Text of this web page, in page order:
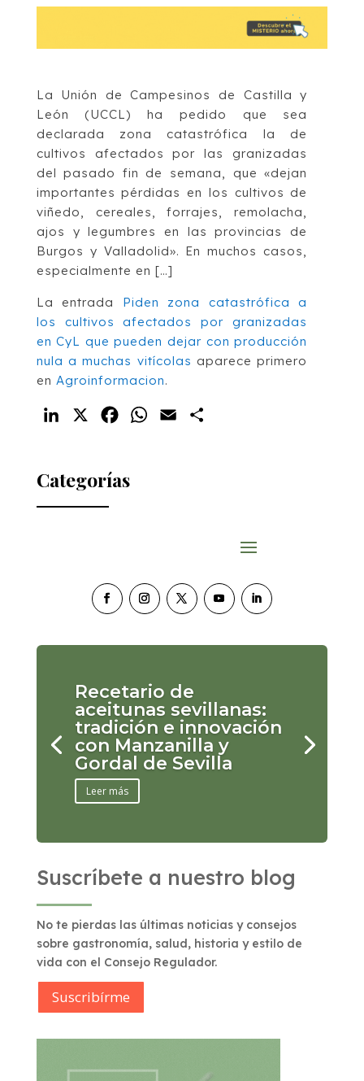
La Unión de Campesinos de Castilla y
León (UCCL) ha pedido que sea
declarada zona catastrófica la de
cultivos afectados por las granizadas
del pasado fin de semana, que «dejan
importantes pérdidas en los cultivos de
viñedo, cereales, forrajes, remolacha,
ajos y legumbres en las provincias de
Burgos y Valladolid». En muchos casos,
especialmente en […]
La entrada Piden zona catastrófica a
los cultivos afectados por granizadas
en CyL que pueden dejar con producción
nula a muchas vitícolas aparece primero
en Agroinformacion.
LinkedIn FacebookWhatsApp
Email
Categorías
Recetario de
aceitunas sevillanas:
tradición e innovación
con Manzanilla y
Gordal de Sevilla
Leer más
Suscríbete a nuestro blog
No te pierdas las últimas noticias y consejos
sobre gastronomía, salud, historia y estilo de
vida con el Consejo Regulador.
Suscribírme